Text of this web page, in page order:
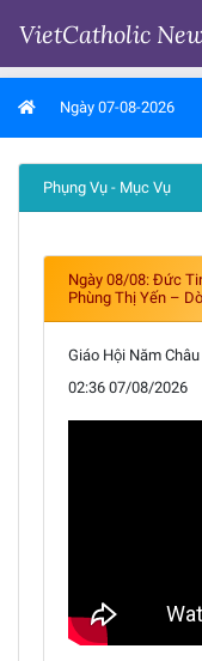
VietCatholic
Ngày 07-08-2026
Phụng Vụ - Mục Vụ
Ngày 08/08: Đức
Phùng Thị Yến –
Giáo Hội Năm Châu
02:36 07/08/2026